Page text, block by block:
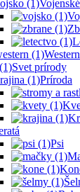
Vojenské
Western
Svet prírody
Príroda
Psi